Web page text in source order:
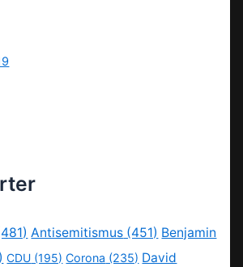
Antisemitismus (451) Benjamin
CDU (195) Corona (235) David